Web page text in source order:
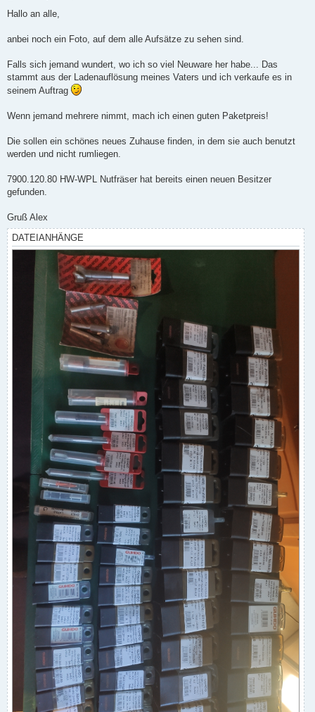
i
a
Hallo an alle,
anbei noch ein Foto, auf dem alle Aufsätze zu sehen sind.
Falls sich jemand wundert, wo ich so viel Neuware her habe... Das
stammt aus der Ladenauflösung meines Vaters und ich verkaufe es in
seinem Auftrag
Wenn jemand mehrere nimmt, mach ich einen guten Paketpreis!
Die sollen ein schönes neues Zuhause finden, in dem sie auch benutzt
werden und nicht rumliegen.
7900.120.80 HW-WPL Nutfräser hat bereits einen neuen Besitzer
gefunden.
Gruß Alex
DATEIANHÄNGE